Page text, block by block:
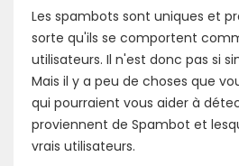
Les spambots sont uniques et
sorte qu'ils se comportent
utilisateurs. Il n'est donc pas si
Mais il y a peu de choses que
qui pourraient vous aider à
proviennent de Spambot et
vrais utilisateurs.